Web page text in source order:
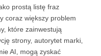
prostą listę fraz
coraz większy problem
które zainwestują
strony, autorytet marki,
AI, mogą zyskać